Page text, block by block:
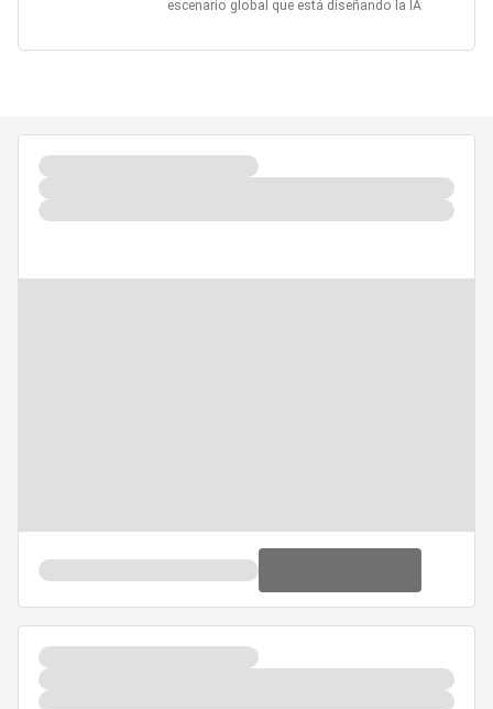
escenario global que está diseñando la IA